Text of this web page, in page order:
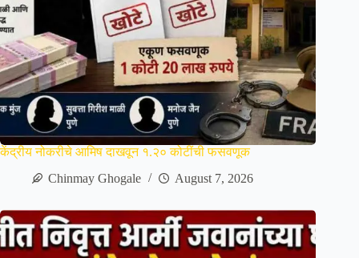
केंद्रीय नोकरीचे आमिष दाखवून १.२० कोटींची फसवणूक
Chinmay Ghogale
August 7, 2026